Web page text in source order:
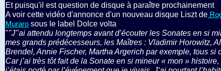
Et puisqu'il est question de disque à paraître prochainement
A voir cette vidéo d'annonce d'un nouveau disque Liszt de
Muraro sous le label Dolce volta
""J'’ai attendu longtemps avant d’écouter les Sonates en si
mes grands prédécesseurs, les Maîtres : Vladimir Horowitz,
Brendel, Annie Fischer, Martha Argerich par exemple, tous si
Car j’ai très tôt fait de la Sonate en si mineur « mon » histoire,